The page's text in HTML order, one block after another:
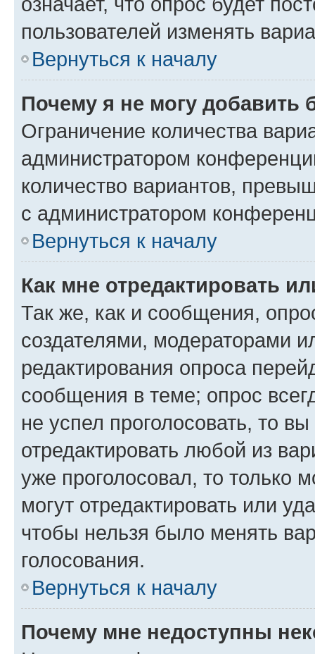
пользователей изменять
Вернуться к началу
Почему я не могу добавить
Ограничение количества
администратором
количество вариантов,
с администратором
Вернуться к началу
Как мне отредактировать
Так же, как и сообщения,
создателями, модераторами
редактирования опроса
сообщения в теме; опрос
не успел проголосовать, то
отредактировать любой из
уже проголосовал, то только
могут отредактировать или
чтобы нельзя было менять
голосования.
Вернуться к началу
Почему мне недоступны